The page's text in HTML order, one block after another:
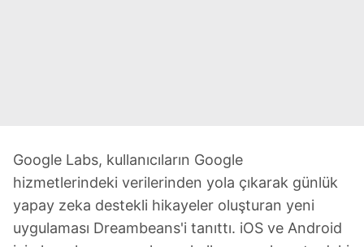
Google Labs, kullanıcıların Google
hizmetlerindeki verilerinden yola çıkarak günlük
yapay zeka destekli hikayeler oluşturan yeni
uygulaması Dreambeans'i tanıttı. iOS ve Android